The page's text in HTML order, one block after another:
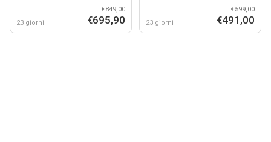
23 giorni
€849,00
€695,90 23 giorni
€599,00
€491,00